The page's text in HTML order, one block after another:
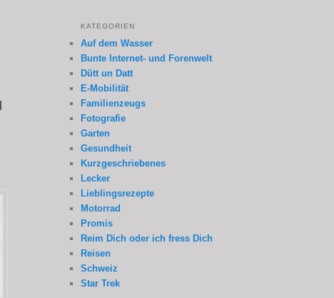
KATEGORIEN
Auf dem Wasser
Bunte Internet- und Forenwelt
Dütt un Datt
E-Mobilität
Familienzeugs
Fotografie
Garten
Gesundheit
Kurzgeschriebenes
Lecker
Lieblingsrezepte
Motorrad
Promis
Reim Dich oder ich fress Dich
Reisen
Schweiz
Star Trek